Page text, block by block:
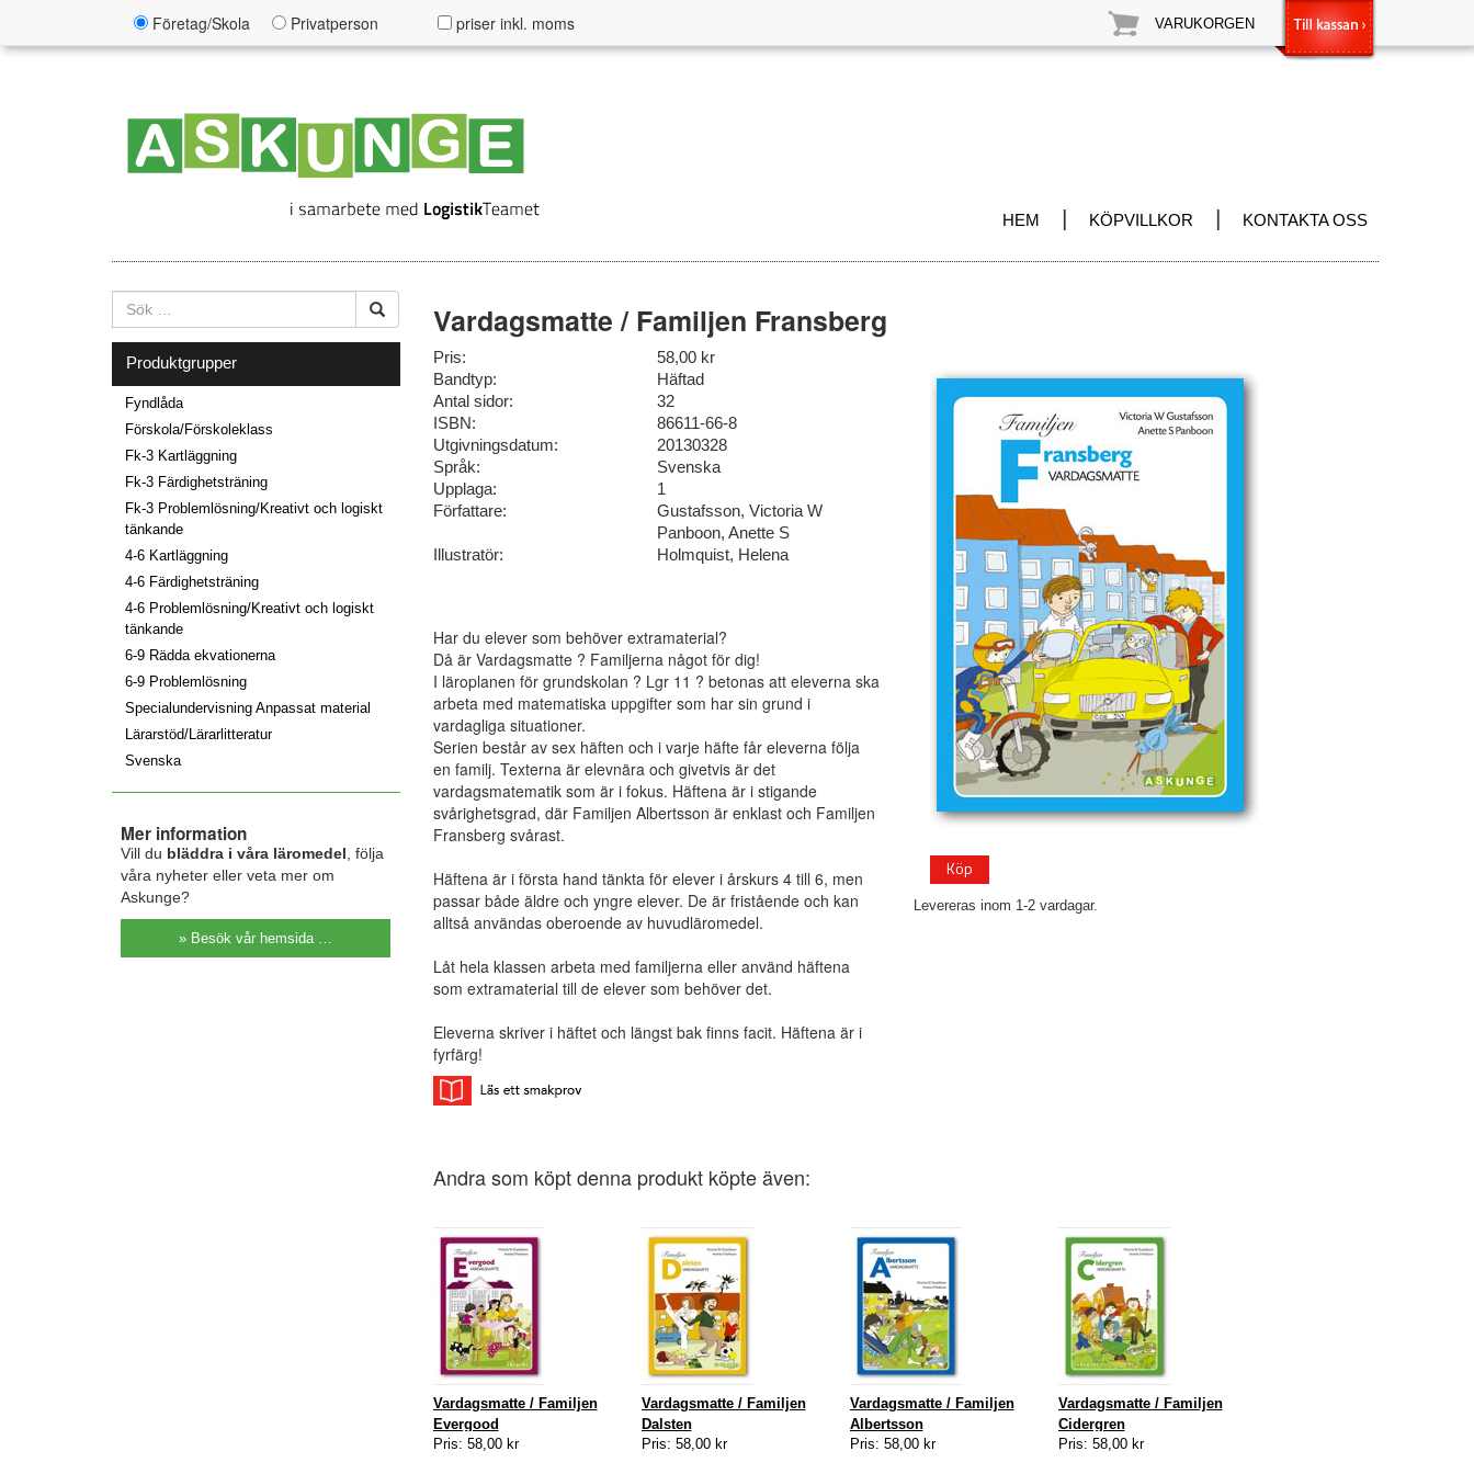
Företag/Skola Privatperson priser inkl. moms VARUKORGEN
HEM | KÖPVILLKOR | KONTAKTA OSS
Produktgrupper
Fyndlåda
Förskola/Förskoleklass
Fk-3 Kartläggning
Fk-3 Färdighetsträning
Fk-3 Problemlösning/Kreativt och logiskt
tänkande
4-6 Kartläggning
4-6 Färdighetsträning
4-6 Problemlösning/Kreativt och logiskt
tänkande
6-9 Rädda ekvationerna
6-9 Problemlösning
Specialundervisning Anpassat material
Lärarstöd/Lärarlitteratur
Svenska
Mer information
Vill du bläddra i våra läromedel , följa
våra nyheter eller veta mer om
Askunge?
» Besök vår hemsida …
Vardagsmatte / Familjen Fransberg
Köp
Levereras inom 1-2 vardagar.
Pris:
58,00 kr
Bandtyp:
Häftad
Antal sidor:
32
ISBN:
86611-66-8
Utgivningsdatum:
20130328
Språk:
Svenska
Upplaga:
1
Författare:
Gustafsson, Victoria W
Panboon, Anette S
Illustratör:
Holmquist, Helena
Har du elever som behöver extramaterial?
Då är Vardagsmatte ? Familjerna något för dig!
I läroplanen för grundskolan ? Lgr 11 ? betonas att eleverna ska
arbeta med matematiska uppgifter som har sin grund i
vardagliga situationer.
Serien består av sex häften och i varje häfte får eleverna följa
en familj. Texterna är elevnära och givetvis är det
vardagsmatematik som är i fokus. Häftena är i stigande
svårighetsgrad, där Familjen Albertsson är enklast och Familjen
Fransberg svårast.
Häftena är i första hand tänkta för elever i årskurs 4 till 6, men
passar både äldre och yngre elever. De är fristående och kan
alltså användas oberoende av huvudläromedel.
Låt hela klassen arbeta med familjerna eller använd häftena
som extramaterial till de elever som behöver det.
Eleverna skriver i häftet och längst bak finns facit. Häftena är i
fyrfärg!
Andra som köpt denna produkt köpte även:
Vardagsmatte / Familjen
Evergood
Pris: 58,00 kr
Vardagsmatte / Familjen
Dalsten
Pris: 58,00 kr
Vardagsmatte / Familjen
Albertsson
Pris: 58,00 kr
Vardagsmatte / Familjen
Cidergren
Pris: 58,00 kr